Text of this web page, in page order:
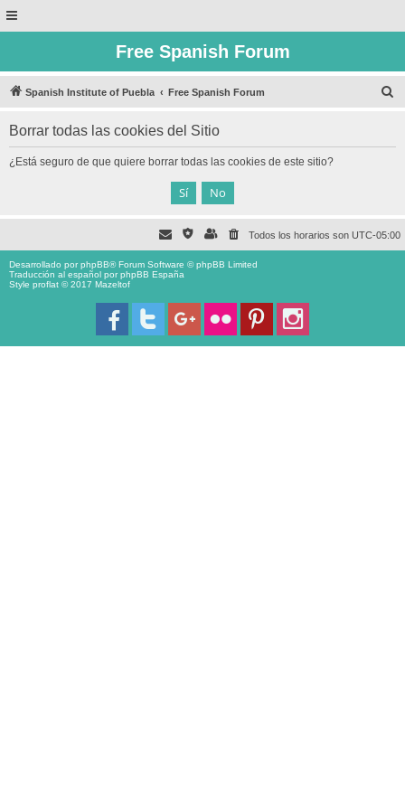
Free Spanish Forum
Spanish Institute of Puebla Free Spanish Forum
Borrar todas las cookies del Sitio
¿Está seguro de que quiere borrar todas las cookies de este sitio?
Todos los horarios son UTC-05:00
Desarrollado porphpBB® Forum Software © phpBB Limited
Traducción al español porphpBB España
Style proflat © 2017 Mazeltof